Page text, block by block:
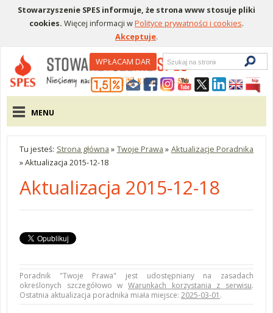
Stowarzyszenie SPES informuje, że strona www stosuje pliki
cookies. Więcej informacji wPolityce prywatności i cookies.
Akceptuje.
Menu pomocniczeWPŁACAM DAR
Wyszukiwarka
Menu główne
MENU
Tu jesteś: Strona główna » Twoje Prawa » Aktualizacje Poradnika
»Aktualizacja 2015-12-18
Aktualizacja 2015-12-18
Poradnik "Twoje Prawa" jest udostępniany na zasadach
określonych szczegółowo w Warunkach korzystania z serwisu.
Ostatnia aktualizacja poradnika miała miejsce: 2025-03-01 .